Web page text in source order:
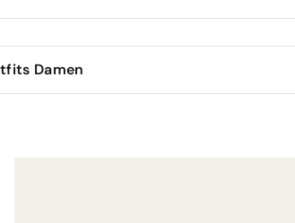
Damen